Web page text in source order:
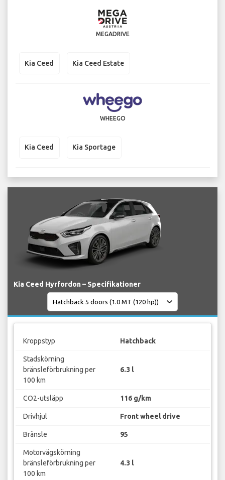
MEGADRIVE
Kia Ceed Kia Ceed Estate
WHEEGO
Kia Ceed Kia Sportage
Kia Ceed Hyrfordon – Specifikationer
Kroppstyp Hatchback
Stadskörning
bränsleförbrukning per
100 km
6.3 l
CO2-utsläpp 116 g/km
Drivhjul Front wheel drive
Bränsle 95
Motorvägskörning
bränsleförbrukning per
100 km
4.3 l